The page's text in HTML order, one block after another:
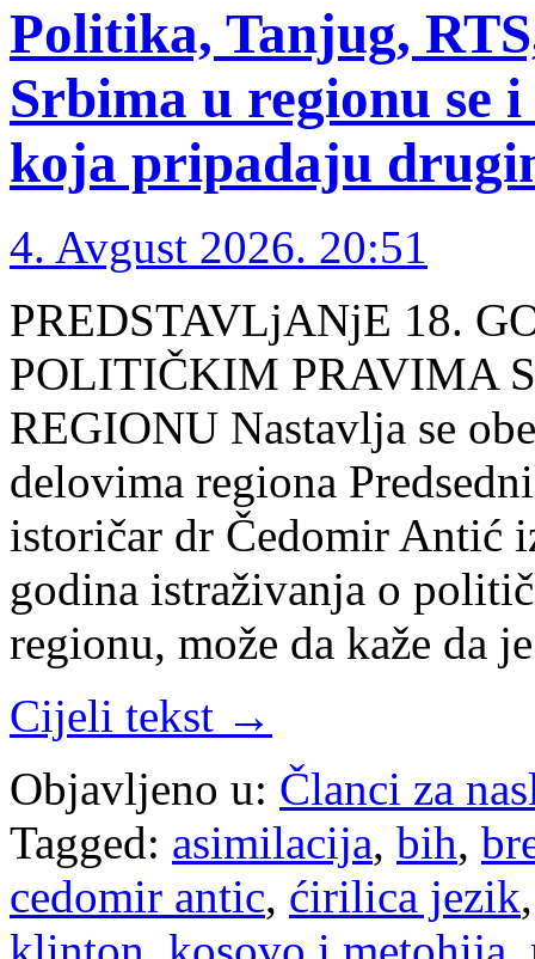
Politika, Tanjug,
Srbima u regionu se
koja pripadaju
4. Avgust 2026. 20:51
PREDSTAVLjANjE 18.
POLITIČKIM PRAVIMA
REGIONU Nastavlja se
delovima regiona
istoričar dr Čedomir Antić
godina istraživanja o
regionu, može da kaže da
Cijeli tekst →
Objavljeno u: Članci za
Tagged: asimilacija, bih,
cedomir antic, ćirilica jezik